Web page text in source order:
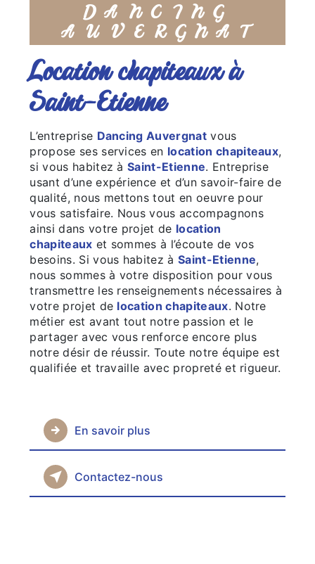
DANCING
AUVERGNAT
location chapiteaux à
Saint-Etienne
L’entreprise Dancing Auvergnatvous
propose ses services en location chapiteaux,
si vous habitez àSaint-Etienne. Entreprise
usant d’une expérience et d’un savoir-faire de
qualité, nous mettons tout en oeuvre pour
vous satisfaire. Nous vous accompagnons
ainsi dans votre projet de location
chapiteaux et sommes à l’écoute de vos
besoins. Si vous habitez à Saint-Etienne,
nous sommes à votre disposition pour vous
transmettre les renseignements nécessaires à
votre projet de location chapiteaux. Notre
métier est avant tout notre passion et le
partager avec vous renforce encore plus
notre désir de réussir. Toute notre équipe est
qualifiée et travaille avec propreté et rigueur.
En savoir plus
Contactez-nous